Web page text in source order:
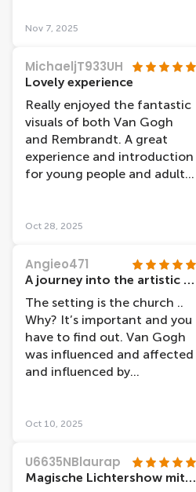
music was beautiful, which
experience. Those who
produced the projections,
music and narration are also
artists. Loved it and would
highly recommend to
everyone who has the
opportunity to attend.
Thank you. Katherine and
Nov 7, 2025
MichaeljT933UH
Lovely experience
Really enjoyed the fantastic
visuals of both Van Gogh
and Rembrandt. A great
experience and introduction
for young people and adults
Oct 28, 2025
Angieo471
A journey into the artistic soul of two great artists
The setting is the church ..
Why? It’s important and you
have to find out. Van Gogh
was influenced and affected
and influenced by
over 4 centuries The
its educational What inspired
me was the documentary
Oct 10, 2025
U6635NBlaurap
Magische Lichtershow mit Van Gogh